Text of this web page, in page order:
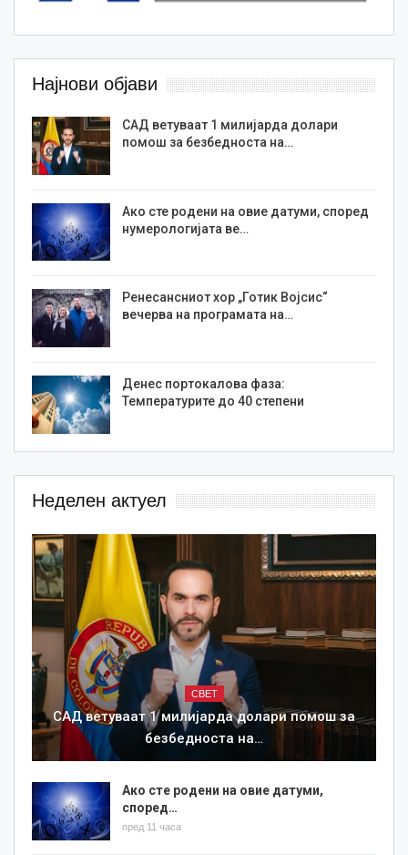
Најнови објави
САД ветуваат 1 милијарда долари
помош за безбедноста на…
Ако сте родени на овие датуми, според
нумерологијата ве…
Ренесансниот хор „Готик Војсис“
вечерва на програмата на…
Денес портокалова фаза:
Температурите до 40 степени
Неделен актуел
СВЕТ
САД ветуваат 1 милијарда долари помош за
безбедноста на…
Ако сте родени на овие датуми,
според…
пред 11 часа